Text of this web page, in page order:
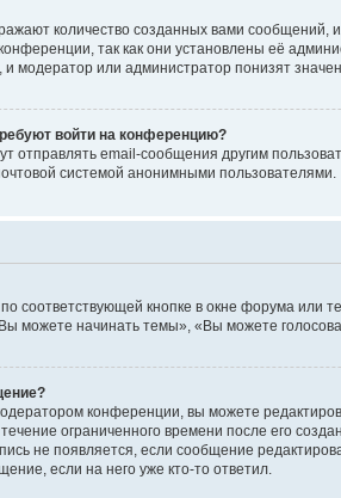
количество созданных вами
так как они установлены её
модератор или администратор понизят
войти на конференцию?
отправлять email-сообщения другим
системой анонимными пользователями.
соответствующей кнопке в окне форума или
можете начинать темы», «Вы можете
конференции, вы можете
ограниченного времени после его
не появляется, если сообщение
если на него уже кто-то ответил.